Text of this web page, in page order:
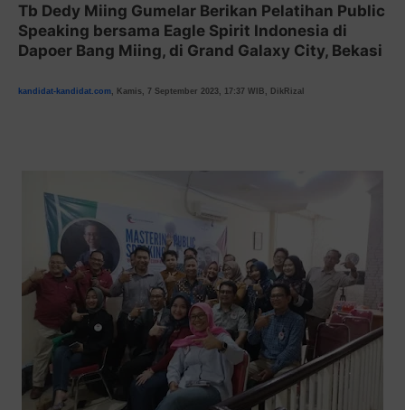
Tb Dedy Miing Gumelar Berikan Pelatihan Public
Speaking bersama Eagle Spirit Indonesia di
Dapoer Bang Miing, di Grand Galaxy City, Bekasi
kandidat-kandidat.com , Kamis, 7 September 2023, 17:37 WIB, DikRizal